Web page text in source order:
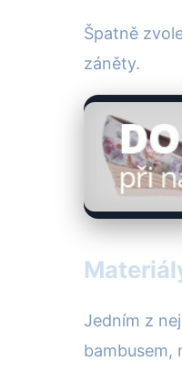
Špatně
záněty.
Jedním z
bambusem,